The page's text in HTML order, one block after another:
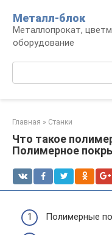
контенту
Металл-блок
Металлопрокат,
оборудование
Главная » Станки
Что такое
Полимерное
Полимерные